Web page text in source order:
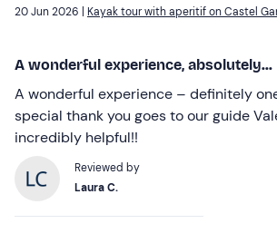
20 Jun 2026 | Kayak tour with aperitif on Castel
A wonderful experience, absolutely...
A wonderful experience – definitely
special thank you goes to our guide
incredibly helpful!!
Reviewed by
Laura C.